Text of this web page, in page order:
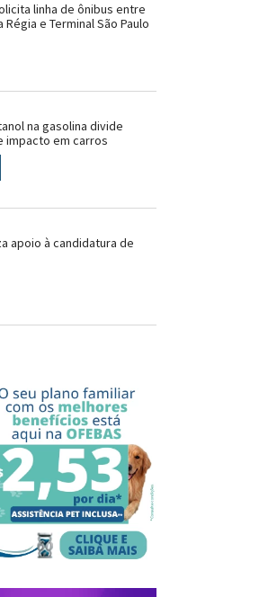
linha de ônibus entre
Régia e Terminal São Paulo
na gasolina divide
impacto em carros
apoio à candidatura de